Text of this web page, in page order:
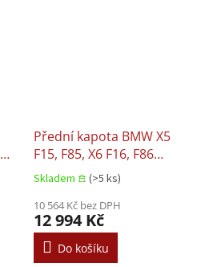
Přední kapota BMW X5
F15, F85, X6 F16, F86
07.2013–12.2019
Skladem 𖠿 (>5 ks)
10 564 Kč bez DPH
12 994 Kč
Do košíku